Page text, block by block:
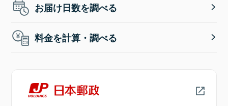
お届け日数を調べる
料金を計算・調べる